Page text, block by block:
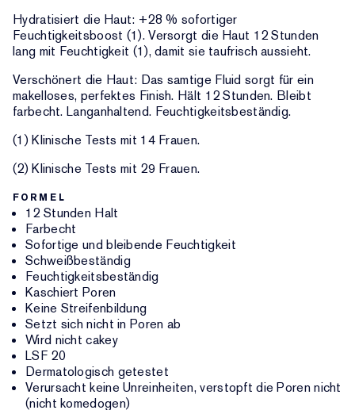
Hydratisiert die Haut: +28 % sofortiger
Feuchtigkeitsboost (1). Versorgt die Haut 12 Stunden
lang mit Feuchtigkeit (1), damit sie taufrisch aussieht.
Verschönert die Haut: Das samtige Fluid sorgt für ein
makelloses, perfektes Finish. Hält 12 Stunden. Bleibt
farbecht. Langanhaltend. Feuchtigkeitsbeständig.
(1) Klinische Tests mit 14 Frauen.
(2) Klinische Tests mit 29 Frauen.
FORMEL
12 Stunden Halt
Farbecht
Sofortige und bleibende Feuchtigkeit
Schweißbeständig
Feuchtigkeitsbeständig
Kaschiert Poren
Keine Streifenbildung
Setzt sich nicht in Poren ab
Wird nicht cakey
LSF 20
Dermatologisch getestet
Verursacht keine Unreinheiten, verstopft die Poren nicht
(nicht komedogen)